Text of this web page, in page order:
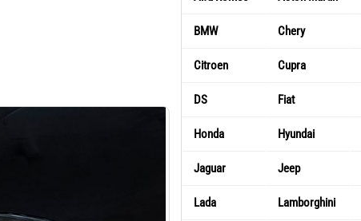
BMW Chery
Citroen Cupra
DS Fiat
Honda Hyundai
Jaguar Jeep
Lada Lamborghini